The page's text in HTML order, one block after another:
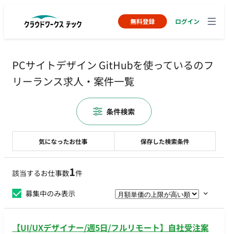
無料登録 ログイン
PCサイトデザイン GitHubを使っているのフ
リーランス求人・案件一覧
該当するお仕事数1件
募集中のみ表示
【UI/UXデザイナー/週5日/フルリモート】自社受注案
気になったお仕事 保存した検索条件
条件検索